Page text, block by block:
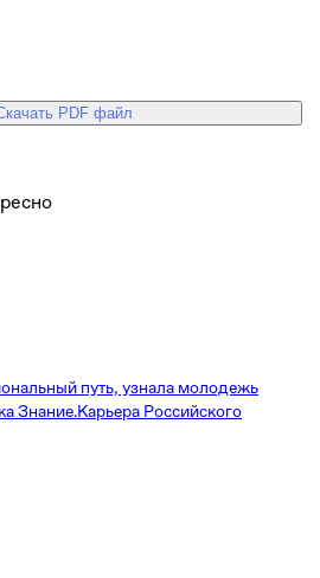
PDF файл
путь, узнала молодежь
Знание.Карьера Российского